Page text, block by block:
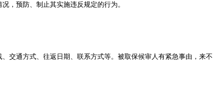
，预防、制止其实施违反规定的行为。
交通方式、往返日期、联系方式等。被取保候审人有紧急事由，来不